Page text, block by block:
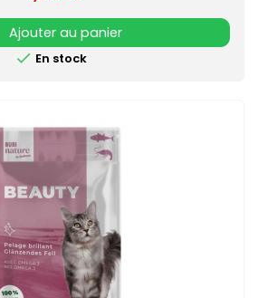
délicieux repas avec nos barquettes
truite et dinde. Recette riche en
protéines...
Ajouter au panier
 En stock